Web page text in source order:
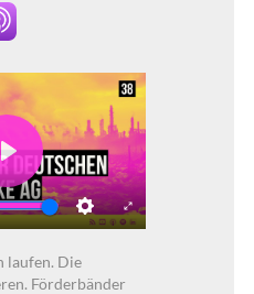
Settings
Enter
Play
laufen. Die
Förderbänder